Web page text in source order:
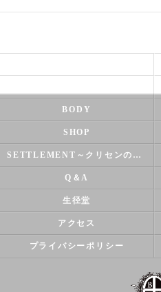
BODY
SHOP
SETTLEMENT～クリセンのズバリ解決シリーズ～
Q＆A
生径堂
アクセス
プライバシーポリシー